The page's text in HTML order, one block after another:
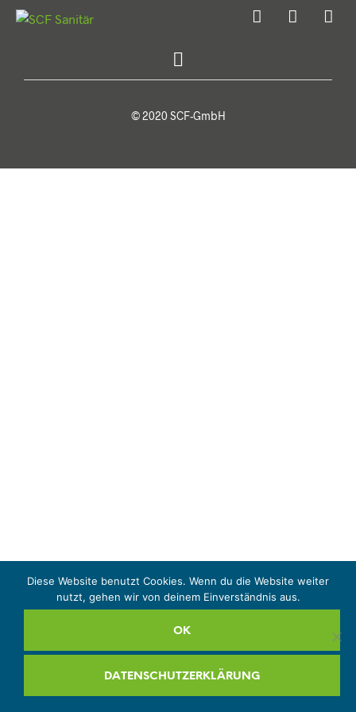
© 2020 SCF-GmbH
Diese Website benutzt Cookies. Wenn du die Website weiter
nutzt, gehen wir von deinem Einverständnis aus.
OK
DATENSCHUTZERKLÄRUNG